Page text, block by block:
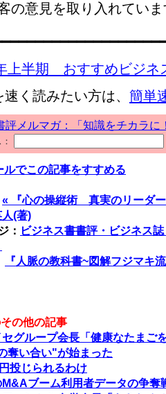
意見を取り入れていま
上半期 おすすめビジネ
速く読みたい方は、 簡単
評メルマガ：「知識をチカラに
ルでこの記事をすすめる
« 『心の操縦術 真実のリーダ
(著)
： ビジネス書書評・ビジネス
『人脈の教科書~図解フジマキ
の他の記事
グループ会長「健康なたまご
奪い合い"が始まった
投じられるわけ
ブーム利用者データの争奪